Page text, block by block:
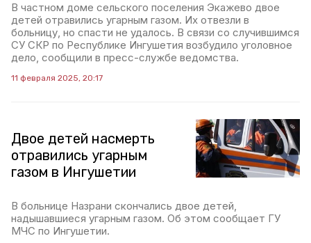
В частном доме сельского поселения Экажево двое
детей отравились угарным газом. Их отвезли в
больницу, но спасти не удалось. В связи со случившимся
СУ СКР по Республике Ингушетия возбудило уголовное
дело, сообщили в пресс-службе ведомства.
11 февраля 2025, 20:17
Двое детей насмерть
отравились угарным
газом в Ингушетии
В больнице Назрани скончались двое детей,
надышавшиеся угарным газом. Об этом сообщает ГУ
МЧС по Ингушетии.